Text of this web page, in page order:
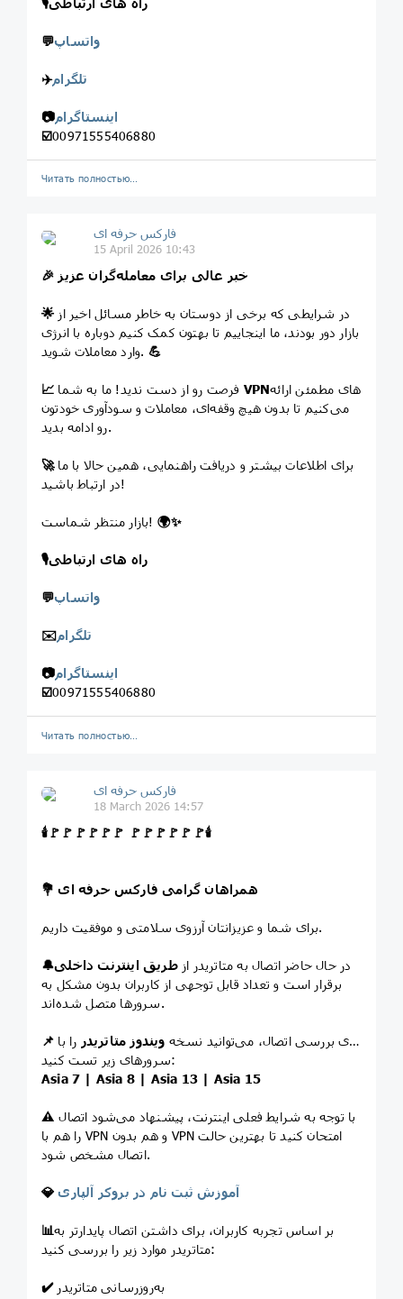
💬واتساپ
✈️تلگرام
📷اینستاگرام
☑️00971555406880
Читать полностью…
فارکس حرفه ای
15 April 2026 10:43
🎉 خبر عالی برای معامله‌گران عزیز
🌟
بازار دور بودند، ما اینجاییم تا بهتون کمک کنیم دوباره با انرژی
وارد معاملات شوید. 💪
📈 VPNهای مطمئن ارائه
می‌کنیم تا بدون هیچ وقفه‌ای، معاملات و سودآوری خودتون
رو ادامه بدید.
🚀برای اطلاعات بیشتر و دریافت راهنمایی، همین حالا با ما
در ارتباط باشید!
بازار منتظر شماست! 🌍✨
🎙راه های ارتباطی
💬واتساپ
✉️تلگرام
📷اینستاگرام
☑️00971555406880
Читать полностью…
فارکس حرفه ای
18 March 2026 14:57
🕯🚩 🚩 🚩 🚩 🚩 🚩 🚩 🚩 🚩 🚩 🚩 🚩🕯
💐 همراهان گرامی فارکس حرفه ای
برای شما و عزیزانتان آرزوی سلامتی و موفقیت داریم.
🔔 در حال حاضر اتصال به متاتریدر ازطریق اینترنت داخلی
برقرار است و تعداد قابل توجهی از کاربران بدون مشکل به
سرورها متصل شده‌اند.
📌 برای بررسی اتصال، می‌توانید نسخه ویندوز متاتریدر را با
سرورهای زیر تست کنید:
Asia 7 | Asia 8 | Asia 13 | Asia 15
⚠️ با توجه به شرایط فعلی اینترنت، پیشنهاد می‌شود اتصال
را هم با VPN و هم بدون VPN امتحان کنید تا بهترین حالت
اتصال مشخص شود.
💎 آموزش ثبت نام در بروکر آلپاری
📊بر اساس تجربه کاربران، برای داشتن اتصال پایدارتر به
متاتریدر موارد زیر را بررسی کنید:
✔️ به‌روزرسانی متاتریدر